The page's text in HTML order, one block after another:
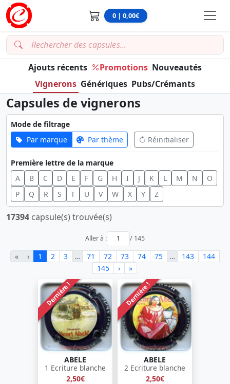
0 | 0,00€
Ajouts récents Promotions Nouveautés
Vignerons Génériques Pubs/Crémants
Capsules de vignerons
Mode de filtrage
Par marque
Par thème Réinitialiser
Première lettre de la marque
A
B C D E F G H I J K L M N
O
P
Q R S T U V W X Y Z
17394 capsule(s) trouvée(s)
Aller à : / 145
« ‹ 1 2 3 … 71 72 73 74 75 … 143
144
145
› »
Dernière !
ABELE
1 Ecriture blanche
2,50€
Dernière !
ABELE
2 Ecriture blanche
2,50€